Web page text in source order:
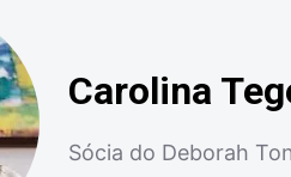
Carolina
Sócia do Deborah